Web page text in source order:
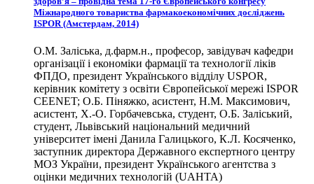
Міжнародного товариства фармакоекономічних досліджень
ISPOR (Амстердам, 2014)
О.М. Заліська, д.фарм.н., професор, завідувач кафедри
організації і економіки фармації та технології ліків
ФПДО, президент Українського відділу USPOR,
керівник комітету з освіти Європейської мережі ISPOR
CEENET; О.Б. Піняжко, асистент, Н.М. Максимович,
асистент, Х.-О. Горбачевська, студент, О.Б. Заліський,
студент, Львівський національний медичний
університет імені Данила Галицького, К.Л. Косяченко,
заступник директора Державного експертного центру
МОЗ України, президент Українського агентства з
оцінки медичних технологій (UAНТА)